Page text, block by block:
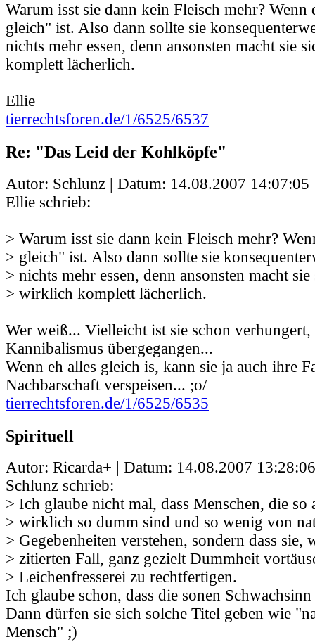
Warum isst sie dann kein Fleisch mehr? Wenn
gleich" ist. Also dann sollte sie
nichts mehr essen, denn ansonsten macht sie
komplett lächerlich.
Ellie
tierrechtsforen.de/1/6525/6537
Re: "Das Leid der Kohlköpfe"
Autor: Schlunz | Datum: 14.08.2007 14:07:05
Ellie schrieb:
> Warum isst sie dann kein Fleisch mehr?
> gleich" ist. Also dann sollte sie
> nichts mehr essen, denn ansonsten macht
> wirklich komplett lächerlich.
Wer weiß... Vielleicht ist sie schon verhungert,
Kannibalismus übergegangen...
Wenn eh alles gleich is, kann sie ja auch ihre
Nachbarschaft verspeisen... ;o/
tierrechtsforen.de/1/6525/6535
Spirituell
Autor: Ricarda+ | Datum: 14.08.2007 13:28:06
Schlunz schrieb:
> Ich glaube nicht mal, dass Menschen, die so
> wirklich so dumm sind und so wenig von
> Gegebenheiten verstehen, sondern dass sie,
> zitierten Fall, ganz gezielt Dummheit
> Leichenfresserei zu rechtfertigen.
Ich glaube schon, dass die sonen
Dann dürfen sie sich solche Titel geben wie
Mensch" ;)